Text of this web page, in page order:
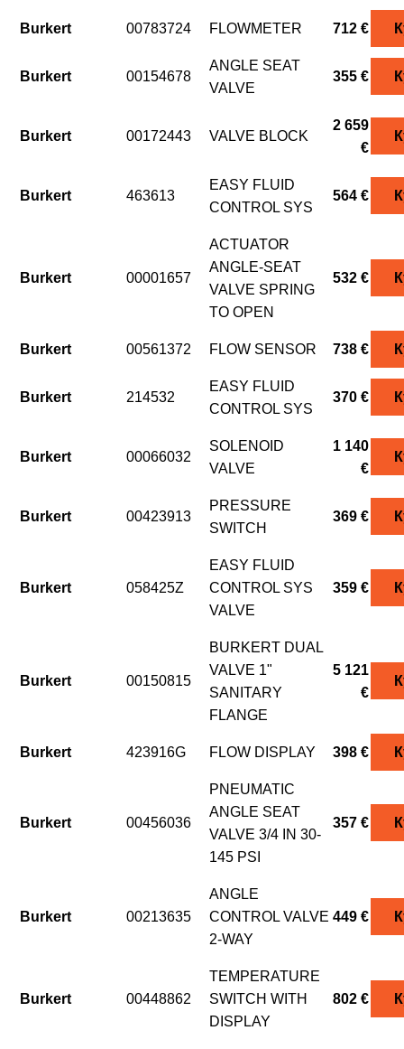
Burkert 00783724 FLOWMETER 712 €
Burkert 00154678
ANGLE SEAT
VALVE
355 €
Burkert 00172443 VALVE BLOCK
2 659
€
Burkert 463613
EASY FLUID
CONTROL SYS
564 €
Burkert 00001657
ACTUATOR
ANGLE-SEAT
VALVE SPRING
TO OPEN
532 €
Burkert 00561372 FLOW SENSOR 738 €
Burkert 214532
EASY FLUID
CONTROL SYS
370 €
Burkert 00066032
SOLENOID
VALVE
1 140
€
Burkert 00423913
PRESSURE
SWITCH
369 €
Burkert 058425Z
EASY FLUID
CONTROL SYS
VALVE
359 €
Burkert 00150815
BURKERT DUAL
VALVE 1"
SANITARY
FLANGE
5 121
€
Burkert 423916G FLOW DISPLAY 398 €
Burkert 00456036
PNEUMATIC
ANGLE SEAT
VALVE 3/4 IN 30-
145 PSI
357 €
Burkert 00213635
ANGLE
CONTROL VALVE
2-WAY
449 €
Burkert 00448862
TEMPERATURE
SWITCH WITH
DISPLAY
802 €